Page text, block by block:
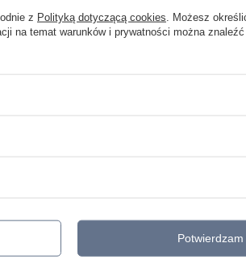
158,99 zł / szt.
z Polityką dotyczącą cookies . Możesz
na temat warunków i prywatności można